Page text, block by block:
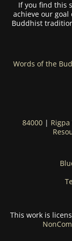
If you find this
achieve our
Buddhist
Words of the
84000| Rigpa
This work is